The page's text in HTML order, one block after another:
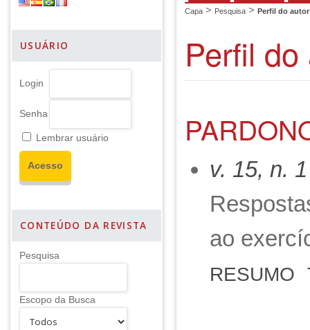
USUÁRIO
Login
Senha
Lembrar usuário
CONTEÚDO DA REVISTA
Pesquisa
Escopo da Busca
Capa > Pesquisa > Perfil do autor
Perfil
v. 15, n.
ao
RESUMO